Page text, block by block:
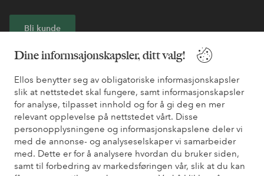
Dine informsajonskapsler, ditt valg!
Ellos benytter seg av obligatoriske informasjonskapsler
slik at nettstedet skal fungere, samt informasjonskapsler
for analyse, tilpasset innhold og for å gi deg en mer
relevant opplevelse på nettstedet vårt. Disse
personopplysningene og informasjonskapslene deler vi
med de annonse- og analyseselskaper vi samarbeider
med. Dette er for å analysere hvordan du bruker siden,
samt til forbedring av markedsføringen vår, slik at du kan
Bli kunde
* Se tilbudsvilkår ved registrering
Trenger du hjelp?
Du finner svar på de vanligste spørsmålene i vår FAQ. Du finner
også informasjon om hvordan du kan kontakte oss.
Kundeservice Bestilling Betalingsmåte